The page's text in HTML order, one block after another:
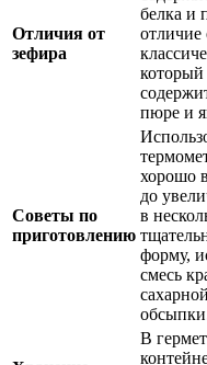
Отличия от
зефира
белка и
отличие
пюре и
Советы по
приготовлению
хорошо
до
в
форму,
смесь
В